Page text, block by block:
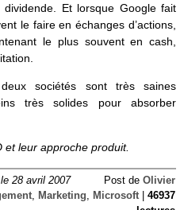
Et lorsque Google fait
le faire en échanges d’actions,
le plus souvent en cash,
sociétés sont très saines
très solides pour absorber
leur approche produit.
28 avril 2007 Post de Olivier
, Marketing, Microsoft| 46937